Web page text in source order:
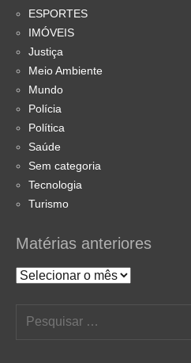
ESPORTES
IMÓVEIS
Justiça
Meio Ambiente
Mundo
Polícia
Política
Saúde
Sem categoria
Tecnologia
Turismo
Matérias anteriores
Matérias